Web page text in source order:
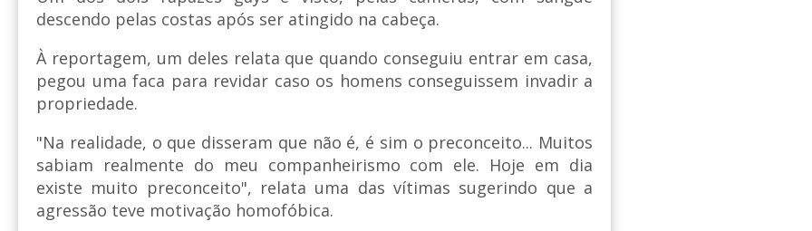
descendo pelas costas após ser atingido na cabeça.
À reportagem, um deles relata que quando conseguiu entrar em casa,
pegou uma faca para revidar caso os homens conseguissem invadir a
propriedade.
"Na realidade, o que disseram que não é, é sim o preconceito... Muitos
sabiam realmente do meu companheirismo com ele. Hoje em dia
existe muito preconceito", relata uma das vítimas sugerindo que a
agressão teve motivação homofóbica.